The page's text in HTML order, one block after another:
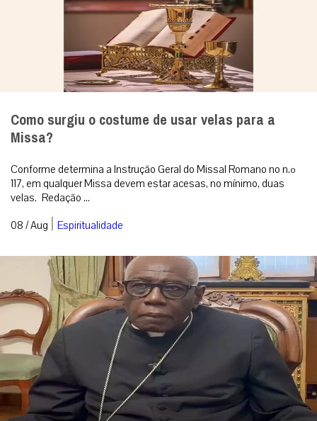
Como surgiu o costume de usar velas para a
Missa?
Conforme determina a Instrução Geral do Missal Romano no n.º
117, em qualquer Missa devem estar acesas, no mínimo, duas
velas. Redação ...
08 / Aug | Espiritualidade